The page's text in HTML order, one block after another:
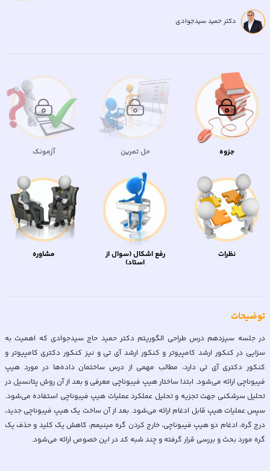
دکتر حمید سیدجوادی
جزوه حل تمرین آزمونک
نظرات رفع اشکال (سوال از
استاد)
مشاوره
توضیحات
در جلسه سیزدهم درس طراحی الگوریتم دکتر حمید حاج سیدجوادی که اهمیت به
سزایی در کنکور ارشد کامپیوتر و کنکور ارشد آی تی و نیز کنکور دکتری کامپیوتر و
کنکور دکتری آی تی دارد، مطالب مهمی از درس ساختمان داده‌ها در مورد هیپ
فیبوناچی ارائه می‌شود. ابتدا ساختار هيپ فیبوناچی معرفی و بعد از آن روش پتانسيل در
تحليل سرشكنی جهت تجزيه و تحليل عملكرد عمليات هيپ فيبوناچی استفاده می‌شود.
سپس عمليات هيپ قابل ادغام ارائه می‌شود. بعد از آن ساخت يک هيپ فيبوناچی جديد،
درج گره، ادغام دو هیپ فیبوناچی، خارج کردن گره مینیمم، كاهش يک كليد و حذف يک
گره مورد بحث و بررسی قرار گرفته و چند شبه کد در این خصوص ارائه می‌شود.